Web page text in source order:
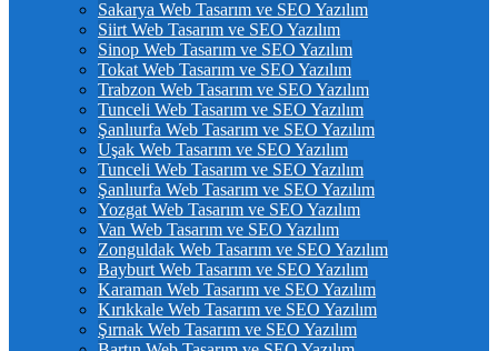
Sakarya Web Tasarım ve SEO Yazılım
Siirt Web Tasarım ve SEO Yazılım
Sinop Web Tasarım ve SEO Yazılım
Tokat Web Tasarım ve SEO Yazılım
Trabzon Web Tasarım ve SEO Yazılım
Tunceli Web Tasarım ve SEO Yazılım
Şanlıurfa Web Tasarım ve SEO Yazılım
Uşak Web Tasarım ve SEO Yazılım
Tunceli Web Tasarım ve SEO Yazılım
Şanlıurfa Web Tasarım ve SEO Yazılım
Yozgat Web Tasarım ve SEO Yazılım
Van Web Tasarım ve SEO Yazılım
Zonguldak Web Tasarım ve SEO Yazılım
Bayburt Web Tasarım ve SEO Yazılım
Karaman Web Tasarım ve SEO Yazılım
Kırıkkale Web Tasarım ve SEO Yazılım
Şırnak Web Tasarım ve SEO Yazılım